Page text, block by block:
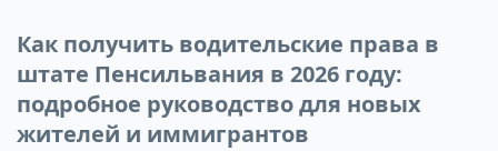
Как получить водительские права в
штате Пенсильвания в 2026 году:
подробное руководство для новых
жителей и иммигрантов